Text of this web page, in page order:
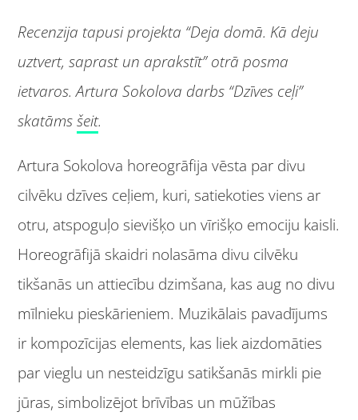
Recenzija tapusi projekta “Deja domā. Kā deju
uztvert, saprast un aprakstīt” otrā posma
ietvaros. Artura Sokolova darbs “Dzīves ceļi”
skatāmsšeit.
Artura Sokolova horeogrāfija vēsta par divu
cilvēku dzīves ceļiem, kuri, satiekoties viens ar
otru, atspoguļo sievišķo un vīrišķo emociju kaisli.
Horeogrāfijā skaidri nolasāma divu cilvēku
tikšanās un attiecību dzimšana, kas aug no divu
mīlnieku pieskārieniem. Muzikālais pavadījums
ir kompozīcijas elements, kas liek aizdomāties
par vieglu un nesteidzīgu satikšanās mirkli pie
jūras, simbolizējot brīvības un mūžības